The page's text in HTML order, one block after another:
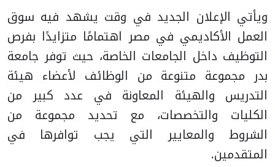
ويأتي الإعلان الجديد في وقت يشهد فيه سوق
العمل الأكاديمي في مصر اهتمامًا متزايدًا بفرص
التوظيف داخل الجامعات الخاصة، حيث توفر جامعة
بدر مجموعة متنوعة من الوظائف لأعضاء هيئة
التدريس والهيئة المعاونة في عدد كبير من
الكليات والتخصصات، مع تحديد مجموعة من
الشروط والمعايير التي يجب توافرها في
المتقدمين.